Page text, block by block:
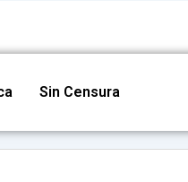
Sin Censura